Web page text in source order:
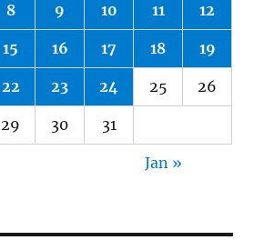
8 9 10 11 12
15 16 17 18 19
22 23 24 25 26
29 30 31
Jan »